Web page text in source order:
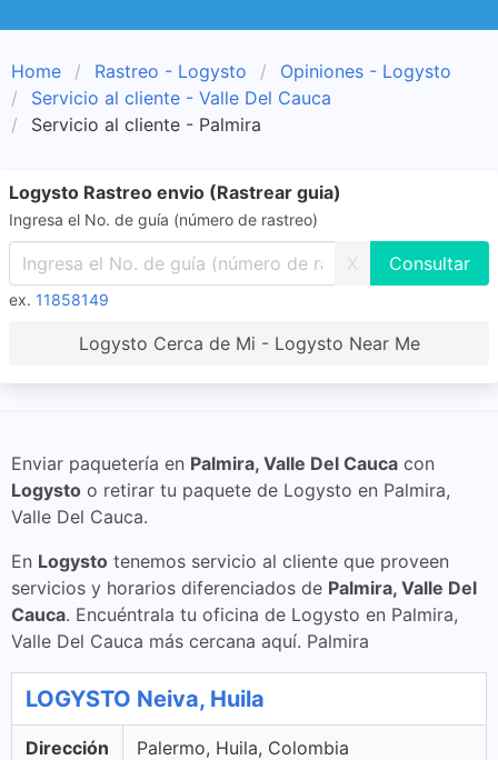
Home Rastreo - Logysto
Opiniones - Logysto
Servicio al cliente - Valle Del Cauca
Servicio al cliente - Palmira
Logysto Rastreo envio (Rastrear guia)
Ingresa el No. de guía (número de rastreo)
X
ex. 11858149
Logysto Cerca de Mi - Logysto Near Me
Enviar paquetería en Palmira, Valle Del Cauca con
Logysto o retirar tu paquete de Logysto en Palmira,
Valle Del Cauca.
En Logysto tenemos servicio al cliente que proveen
servicios y horarios diferenciados de Palmira, Valle Del
Cauca. Encuéntrala tu oficina de Logysto en Palmira,
Valle Del Cauca más cercana aquí. Palmira
LOGYSTO Neiva, Huila
Dirección Palermo, Huila, Colombia